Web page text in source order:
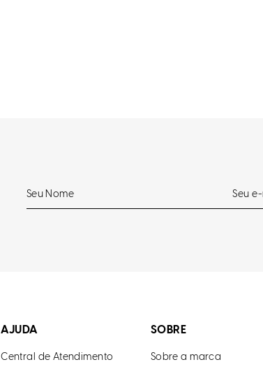
AJUDA
Central de Atendimento
SOBRE
Sobre a marca